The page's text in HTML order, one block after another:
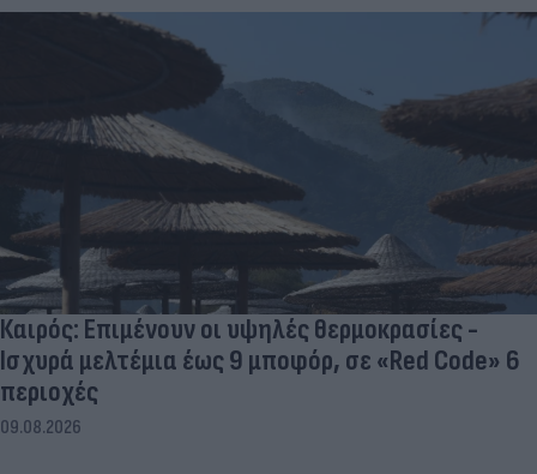
Καιρός: Επιμένουν οι υψηλές θερμοκρασίες -
Ισχυρά μελτέμια έως 9 μποφόρ, σε «Red Code» 6
περιοχές
09.08.2026